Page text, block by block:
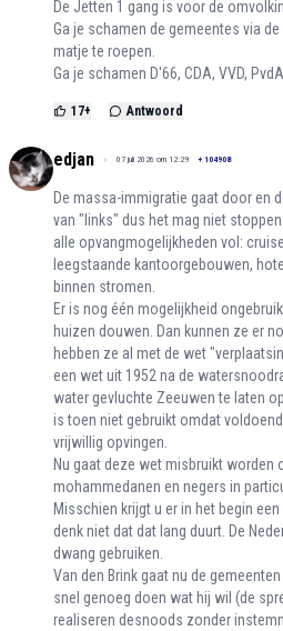
De Jetten 1 gang is voor de
Ga je schamen de gemeentes via
matje te roepen.
Ga je schamen D'66, CDA, VVD,
17+ Antwoord
edjan 07 juli 2026 om 12:29 + 104908
De massa-immigratie gaat door en
van "links" dus het mag niet
alle opvangmogelijkheden vol:
leegstaande kantoorgebouwen,
binnen stromen.
Er is nog één mogelijkheid
huizen douwen. Dan kunnen ze er
hebben ze al met de wet
een wet uit 1952 na de
water gevluchte Zeeuwen te laten
is toen niet gebruikt omdat
vrijwillig opvingen.
Nu gaat deze wet misbruikt worden
mohammedanen en negers in
Misschien krijgt u er in het begin
denk niet dat dat lang duurt. De
dwang gebruiken.
Van den Brink gaat nu de
snel genoeg doen wat hij wil (de
realiseren desnoods zonder